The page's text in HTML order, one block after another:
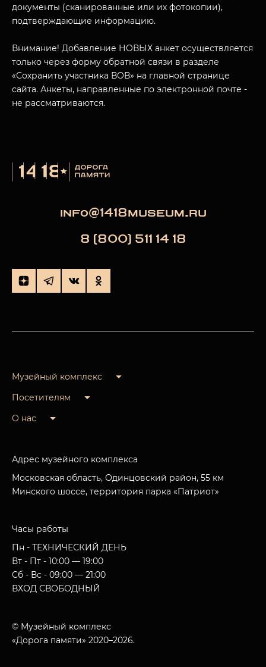
О НАС
документы (сканированные или их фотокопии),
подтверждающие информацию.
Внимание! Добавление НОВЫХ анкет осуществляется
только через форму обратной связи в разделе
«Сохранить участника ВОВ» на главной странице
сайта. Анкеты, направленные по электронной почте -
не рассматриваются.
info@1418museum.ru
8 (800) 511 14 18
Музейный комплекс
Посетителям
О нас
Адрес музейного комплекса
Московская область, Одинцовский район, 55 км
Минского шоссе, территория парка «Патриот»
Часы работы
Пн - ТЕХНИЧЕСКИЙ ДЕНЬ
Вт - Пт - 10:00 — 19:00
Сб - Вс - 09:00 — 21:00
ВХОД СВОБОДНЫЙ
© Музейный комплекс
«Дорога памяти» 2020–2026.